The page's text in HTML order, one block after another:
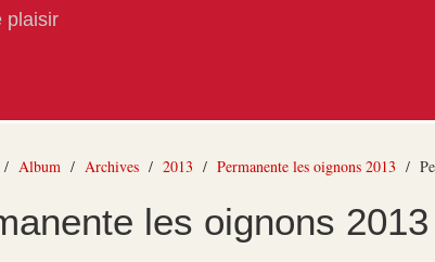
plaisir
/ Album / Archives / 2013 / Permanente les oignons 2013 /
les oignons 2013